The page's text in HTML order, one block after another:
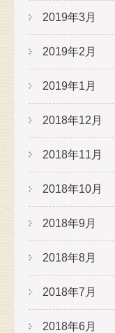
2019年3月
2019年2月
2019年1月
2018年12月
2018年11月
2018年10月
2018年9月
2018年8月
2018年7月
2018年6月